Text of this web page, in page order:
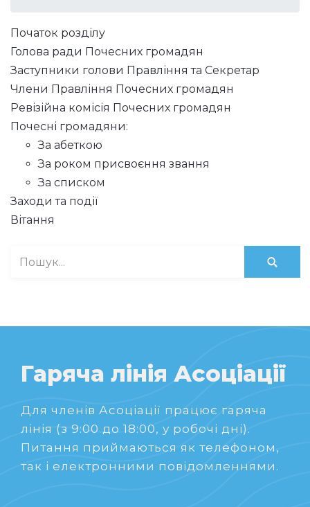
Початок розділу
Голова ради Почесних громадян
Заступники голови Правління та Секретар
Члени Правління Почесних громадян
Ревізійна комісія Почесних громадян
Почесні громадяни:
За абеткою
За роком присвоєння звання
За списком
Заходи та події
Вітання
Гаряча лінія Асоціації
Для членів Асоціації працює гаряча
лінія (з 9:00 до 18:00, у робочі дні).
Питання приймаються як телефоном,
так і електронними повідомленнями.